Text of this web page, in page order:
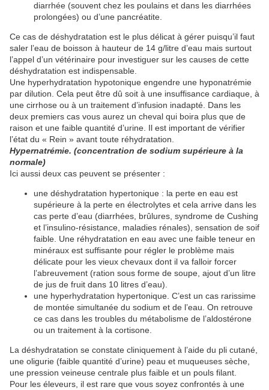
diarrhée (souvent chez les poulains et dans les diarrhées
prolongées) ou d’une pancréatite.
Ce cas de déshydratation est le plus délicat à gérer puisqu’il faut
saler l’eau de boisson à hauteur de 14 g/litre d’eau mais surtout
l’appel d’un vétérinaire pour investiguer sur les causes de cette
déshydratation est indispensable.
Une hyperhydratation hypotonique engendre une hyponatrémie
par dilution. Cela peut être dû soit à une insuffisance cardiaque, à
une cirrhose ou à un traitement d’infusion inadapté. Dans les
deux premiers cas vous aurez un cheval qui boira plus que de
raison et une faible quantité d’urine. Il est important de vérifier
l’état du « Rein » avant toute réhydratation.
Hypernatrémie. (concentration de sodium supérieure à la
normale)
Ici aussi deux cas peuvent se présenter :
une déshydratation hypertonique : la perte en eau est
supérieure à la perte en électrolytes et cela arrive dans les
cas perte d’eau (diarrhées, brûlures, syndrome de Cushing
et l’insulino-résistance, maladies rénales), sensation de soif
faible. Une réhydratation en eau avec une faible teneur en
minéraux est suffisante pour régler le problème mais
délicate pour les vieux chevaux dont il va falloir forcer
l’abreuvement (ration sous forme de soupe, ajout d’un litre
de jus de fruit dans 10 litres d’eau).
une hyperhydratation hypertonique. C’est un cas rarissime
de montée simultanée du sodium et de l’eau. On retrouve
ce cas dans les troubles du métabolisme de l’aldostérone
ou un traitement à la cortisone.
La déshydratation se constate cliniquement à l’aide du pli cutané,
une oligurie (faible quantité d’urine) peau et muqueuses sèche,
une pression veineuse centrale plus faible et un pouls filant.
Pour les éleveurs, il est rare que vous soyez confrontés à une